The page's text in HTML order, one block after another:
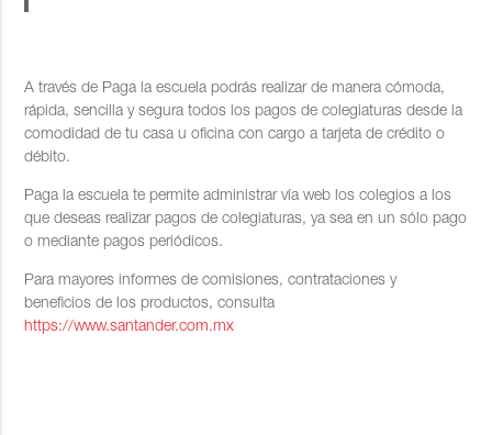
A través de Paga la escuela podrás realizar de manera cómoda,
rápida, sencilla y segura todos los pagos de colegiaturas desde la
comodidad de tu casa u oficina con cargo a tarjeta de crédito o
débito.
Paga la escuela te permite administrar vía web los colegios a los
que deseas realizar pagos de colegiaturas, ya sea en un sólo pago
o mediante pagos periódicos.
Para mayores informes de comisiones, contrataciones y
beneficios de los productos, consulta
https://www.santander.com.mx